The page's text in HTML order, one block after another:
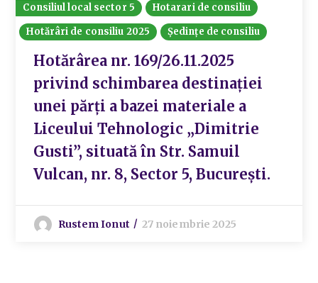
Consiliul local sector 5
Hotarari de consiliu
Hotărâri de consiliu 2025
Ședințe de consiliu
Hotărârea nr. 169/26.11.2025
privind schimbarea destinației
unei părți a bazei materiale a
Liceului Tehnologic „Dimitrie
Gusti”, situată în Str. Samuil
Vulcan, nr. 8, Sector 5, București.
Rustem Ionut 27 noiembrie 2025